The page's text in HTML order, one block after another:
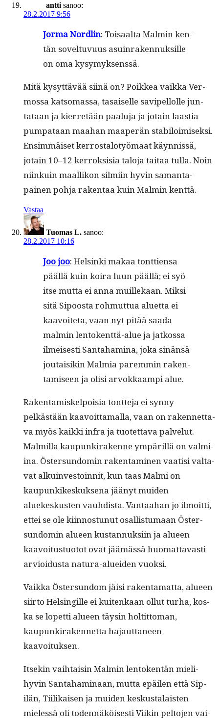
antti sanoo:
28.2.2017 9:56
Jor­ma Nordlin: Toisaal­ta Malmin ken­
tän sovel­tuvu­us asuin­raken­nuk­sille
on oma kysymyksenssä.
Mitä kysyt­tävää siinä on? Poikkea vaik­ka Ver­
mossa kat­so­mas­sa, tasaiselle savipel­lolle jun­
tataan ja kier­retään paalu­ja ja jotain laas­tia
pumpataan maa­han maaperän sta­biloimisek­si.
Ensim­mäiset ker­rostalo­työ­maat käyn­nis­sä,
jotain 10–12 ker­roksisia talo­ja taitaa tul­la. Noin
niinkuin maal­likon silmi­in hyvin saman­ta­
painen poh­ja rak­en­taa kuin Malmin kenttä.
Vastaa
Tuomas L. sanoo:
28.2.2017 10:16
Joo joo: Helsin­ki makaa tont­tien­sa
pääl­lä kuin koira luun pääl­lä; ei syö
itse mut­ta ei anna muillekaan. Mik­si
sitä Sipoos­ta rohmut­tua aluet­ta ei
kaavoite­ta, vaan nyt pitää saa­da
malmin lento­kent­tä-alue ja jatkos­sa
ilmeis­es­ti San­ta­ham­i­na, joka sinän­sä
joutaisikin Malmia parem­min rak­en­
tamiseen ja olisi arvokkaampi alue.
Rak­en­tamiskelpoisia tont­te­ja ei syn­ny
pelkästään kaavoit­ta­mal­la, vaan on raken­net­ta­
va myös kaik­ki infra ja tuotet­ta­va palve­lut.
Malmil­la kaupunki­rakenne ympäril­lä on valmi­
ina. Öster­sun­domin rak­en­t­a­mi­nen vaatisi val­ta­
vat alkuin­vestoin­nit, kun taas Mal­mi on
kaupunkikeskuk­se­na jäänyt muiden
aluekeskusten vauhdista. Van­taa­han jo ilmoit­ti,
ettei se ole kiin­nos­tunut osal­lis­tu­maan Öster­
sun­domin alueen kus­tan­nuk­si­in ja alueen
kaavoitus­tuo­tot ovat jäämässä huo­mat­tavasti
arvioidus­ta natu­ra-aluei­den vuoksi.
Vaik­ka Öster­sun­dom jäisi rak­en­ta­mat­ta, alueen
siir­to Helsingille ei kuitenkaan ollut turha, kos­
ka se lopet­ti alueen täysin holtit­toman,
kaupunki­raken­net­ta hajaut­ta­neen
kaavoituksen.
Itsekin vai­h­taisin Malmin lento­ken­tän mieli­
hyvin San­ta­ham­i­naan, mut­ta epäilen että Sip­
ilän, Tiilikaisen ja muiden keskusta­lais­ten
mielessä oli toden­näköis­es­ti Viikin pel­to­jen vai­